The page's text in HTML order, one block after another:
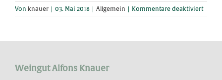
Von knauer 03. Mai 2018 Allgemein Kommentare deaktiviertfür
3
Weingut Alfons Knauer